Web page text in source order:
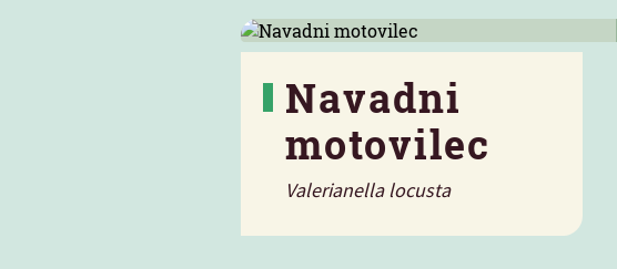
Navadni
motovilec
Valerianella locusta